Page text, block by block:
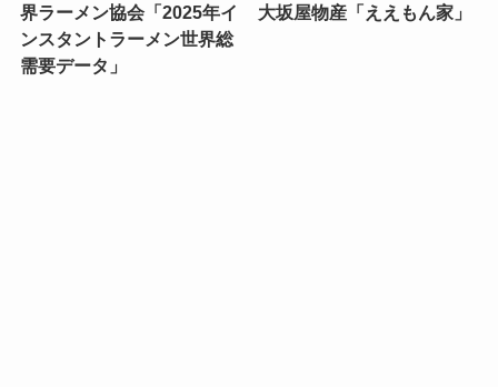
界ラーメン協会「2025年イ
ンスタントラーメン世界総
需要データ」
大坂屋物産「ええもん家」